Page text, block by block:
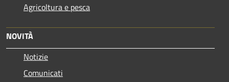
Agricoltura e pesca
NOVITÀ
Notizie
Comunicati